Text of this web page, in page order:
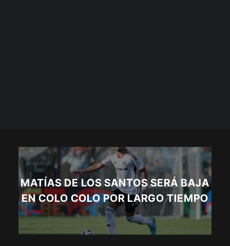
MATÍAS DE LOS SANTOS SERÁ BAJA
EN COLO COLO POR LARGO TIEMPO